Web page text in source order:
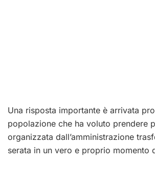
Una risposta importante è arrivata
popolazione che ha voluto prendere
organizzata dall’amministrazione
serata in un vero e proprio momento